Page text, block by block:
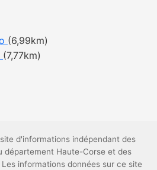
(6,99km)
(7,77km)
d'informations indépendant des
département Haute-Corse et des
informations données sur ce site